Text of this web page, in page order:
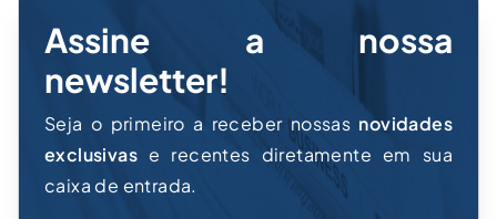
Assine a nossa
newsletter!
Seja o primeiro a receber nossas novidades
exclusivas e recentes diretamente em sua
caixa de entrada.